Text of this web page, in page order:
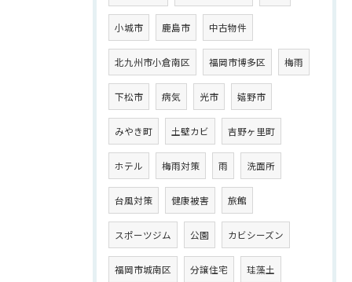
小城市 鹿島市 中古物件
北九州市小倉南区 福岡市博多区 梅雨
下松市 病気 光市 嬉野市
みやき町 土壁カビ 吉野ヶ里町
ホテル 梅雨対策 雨 洗面所
台風対策 健康被害 旅館
スポーツジム 公園 カビシーズン
福岡市城南区 分譲住宅 珪藻土